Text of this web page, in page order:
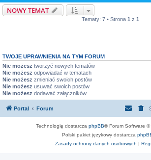
NOWY TEMAT
Tematy: 7 • Strona 1 z 1
TWOJE UPRAWNIENIA NA TYM FORUM
Nie możesz tworzyć nowych tematów
Nie możesz odpowiadać w tematach
Nie możesz zmieniać swoich postów
Nie możesz usuwać swoich postów
Nie możesz dodawać załączników
Portal Forum
Technologię dostarcza phpBB® Forum Software ©
Polski pakiet językowy dostarcza
Zasady ochrony danych osobowych |